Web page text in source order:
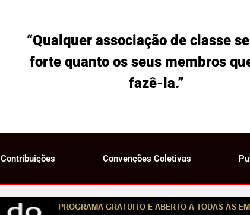
“Qualquer associação de classe
forte quanto os seus membros
fazê-la.”
Contribuições Convenções Coletivas